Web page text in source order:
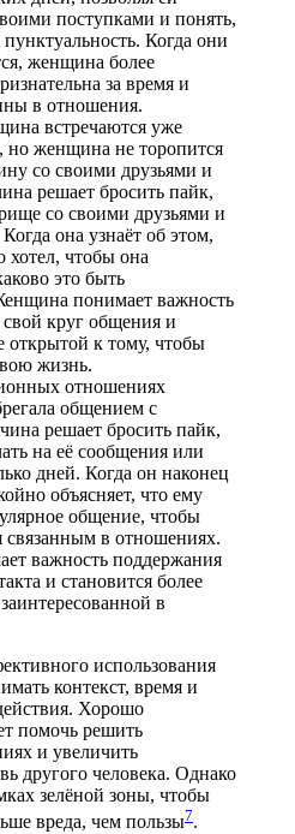
поступками и понять,
Когда они
женщина более
за время и
в отношения.
встречаются уже
но женщина не торопится
со своими друзьями и
решает бросить пайк,
со своими друзьями и
она узнаёт об этом,
хотел, чтобы она
это быть
понимает важность
круг общения и
открытой к тому, чтобы
жизнь.
отношениях
общением с
решает бросить пайк,
на её сообщения или
дней. Когда он наконец
объясняет, что ему
общение, чтобы
связанным в отношениях.
важность поддержания
и становится более
в
использования
контекст, время и
Хорошо
помочь решить
и увеличить
другого человека. Однако
зелёной зоны, чтобы
вреда, чем пользы7.